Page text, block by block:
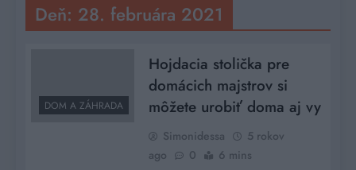
Deň: 28. februára 2021
DOM A ZÁHRADA
Hojdacia stolička pre
domácich majstrov si
môžete urobiť doma aj vy
Simonidessa
5 rokov
ago
0 6 mins